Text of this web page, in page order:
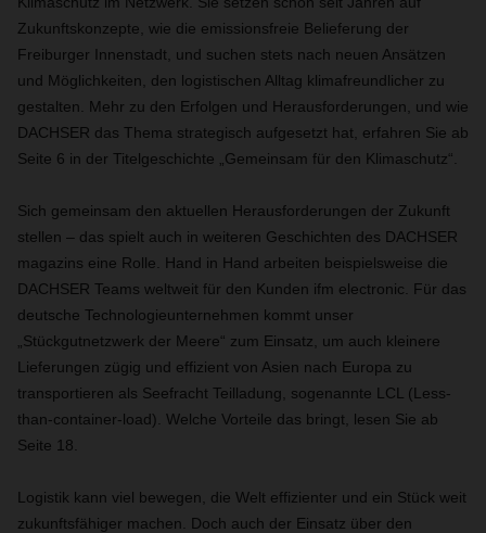
Zukunftskonzepte, wie die emissionsfreie Belieferung der
Freiburger Innenstadt, und suchen stets nach neuen Ansätzen
und Möglichkeiten, den logistischen Alltag klimafreundlicher zu
gestalten. Mehr zu den Erfolgen und Herausforderungen, und wie
DACHSER das Thema strategisch aufgesetzt hat, erfahren Sie ab
Seite 6 in der Titelgeschichte „Gemeinsam für den Klimaschutz“.
Sich gemeinsam den aktuellen Herausforderungen der Zukunft
stellen – das spielt auch in weiteren Geschichten des DACHSER
magazins eine Rolle. Hand in Hand arbeiten beispielsweise die
DACHSER Teams weltweit für den Kunden ifm electronic. Für das
deutsche Technologieunternehmen kommt unser
„Stückgutnetzwerk der Meere“ zum Einsatz, um auch kleinere
Lieferungen zügig und effizient von Asien nach Europa zu
transportieren als Seefracht Teilladung, sogenannte LCL (Less-
than-container-load). Welche Vorteile das bringt, lesen Sie ab
Seite 18.
Logistik kann viel bewegen, die Welt effizienter und ein Stück weit
zukunftsfähiger machen. Doch auch der Einsatz über den